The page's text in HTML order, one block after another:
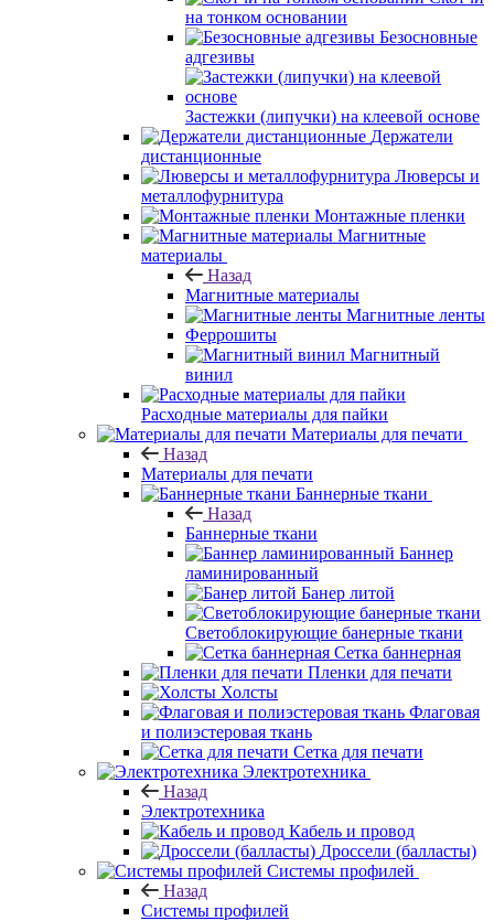
на тонком основании
Безосновные
адгезивы
Застежки (липучки) на клеевой основе
Держатели
дистанционные
Люверсы и
металлофурнитура
Монтажные пленки
Магнитные
материалы
Назад
Магнитные материалы
Магнитные ленты
Феррошиты
Магнитный
винил
Расходные материалы для пайки
Материалы для печати
Назад
Материалы для печати
Баннерные ткани
Назад
Баннерные ткани
Баннер
ламинированный
Банер литой
Светоблокирующие банерные ткани
Сетка баннерная
Пленки для печати
Холсты
Флаговая
и полиэстеровая ткань
Сетка для печати
Электротехника
Назад
Электротехника
Кабель и провод
Дроссели (балласты)
Системы профилей
Назад
Системы профилей